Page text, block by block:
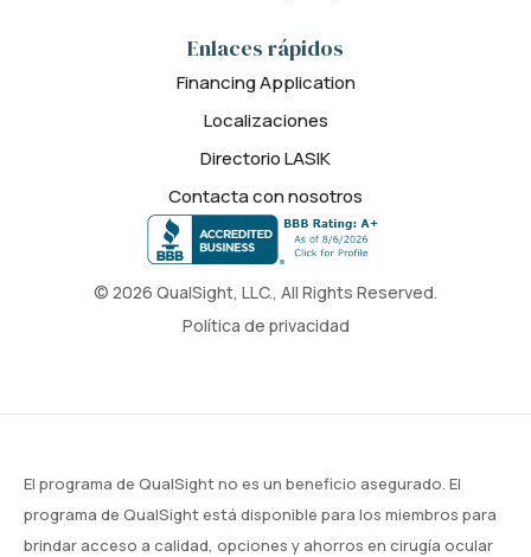
© 2026 QualSight, LLC., All Rights Reserved.
Política de privacidad
Enlaces rápidos
Financing Application
Localizaciones
Directorio LASIK
Contacta con nosotros
El programa de QualSight no es un beneficio asegurado. El
programa de QualSight está disponible para los miembros para
brindar acceso a calidad, opciones y ahorros en cirugía ocular